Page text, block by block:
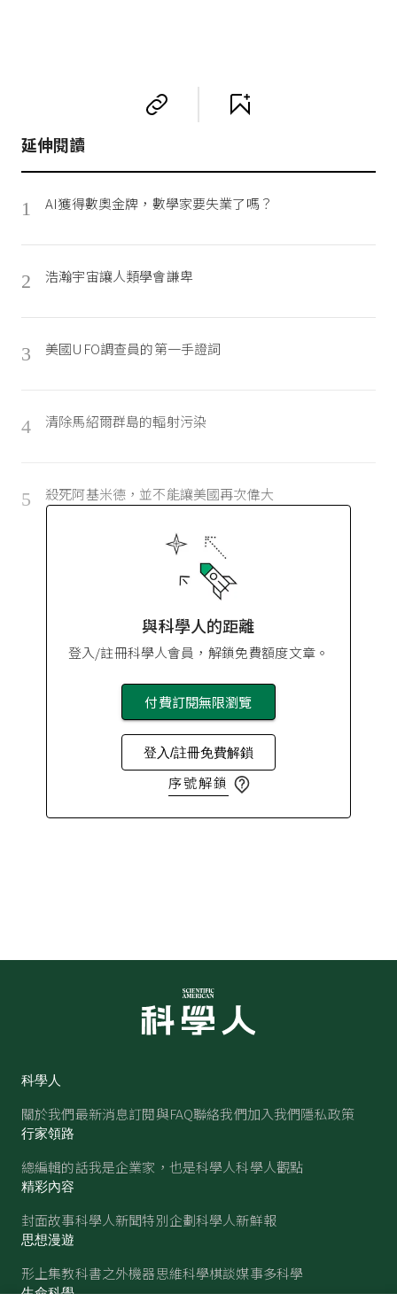
延伸閱讀
1 AI獲得數奧金牌，數學家要失業了嗎？
2 浩瀚宇宙讓人類學會謙卑
3 美國UFO調查員的第一手證詞
4 清除馬紹爾群島的輻射污染
5 殺死阿基米德，並不能讓美國再次偉大
與科學人的距離
登入/註冊科學人會員，解鎖免費額度文章。
付費訂閱無限瀏覽
登入/註冊免費解鎖
序號解鎖
科學人
關於我們最新消息訂閱與FAQ聯絡我們加入我們隱私政策
行家領路
總編輯的話我是企業家，也是科學人科學人觀點
精彩內容
封面故事科學人新聞特別企劃科學人新鮮報
思想漫遊
形上集教科書之外機器思維科學棋談媒事多科學
生命科學